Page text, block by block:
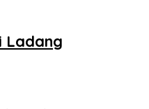
Ladang